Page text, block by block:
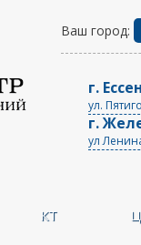
Ваш город:
г.
ул.
г.
ул
КТ